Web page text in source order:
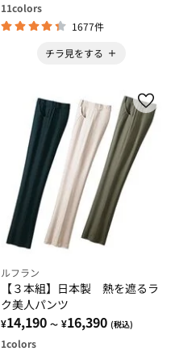
11colors
1677件
チラ見をする
ルフラン
【３本組】日本製 熱を遮るラ
ク美人パンツ
¥14,190 ～ ¥16,390 (税込)
1colors